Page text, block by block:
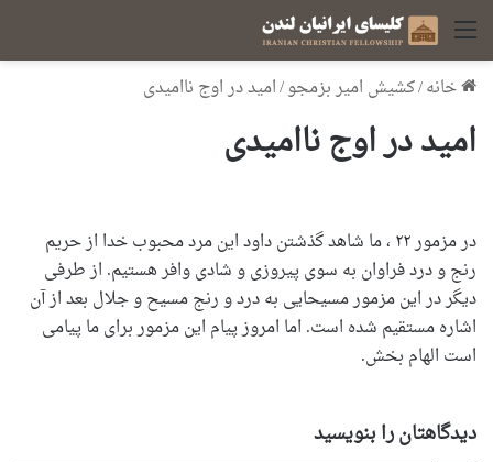
منو
خانه/کشیش امیر بزمجو/امید در اوج ناامیدی
امید در اوج ناامیدی
در مزمور ۲۲ ، ما شاهد گذشتن داود این مرد محبوب خدا از حریم
رنج و درد فراوان به سوی پیروزی و شادی وافر هستیم. از طرفی
دیگر در این مزمور مسیحایی به درد و رنج مسیح و جلال بعد از آن
اشاره مستقیم شده است. اما امروز پیام این مزمور برای ما پیامی
است الهام بخش.
دیدگاهتان را بنویسید